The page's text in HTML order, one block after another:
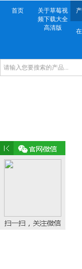
首页
关于草莓视
频下载大全
高清版